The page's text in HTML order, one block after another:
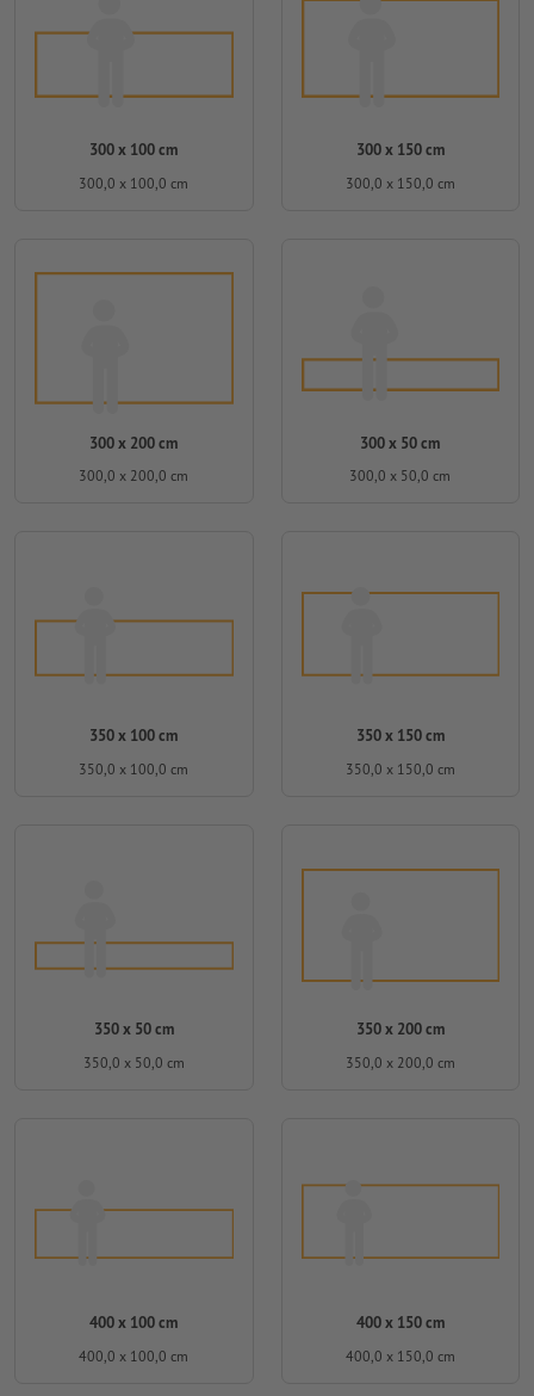
300 x 100 cm
300,0 x 100,0 cm
300 x 150 cm
300,0 x 150,0 cm
300 x 200 cm
300,0 x 200,0 cm
300 x 50 cm
300,0 x 50,0 cm
350 x 100 cm
350,0 x 100,0 cm
350 x 150 cm
350,0 x 150,0 cm
350 x 50 cm
350,0 x 50,0 cm
350 x 200 cm
350,0 x 200,0 cm
400 x 100 cm
400,0 x 100,0 cm
400 x 150 cm
400,0 x 150,0 cm